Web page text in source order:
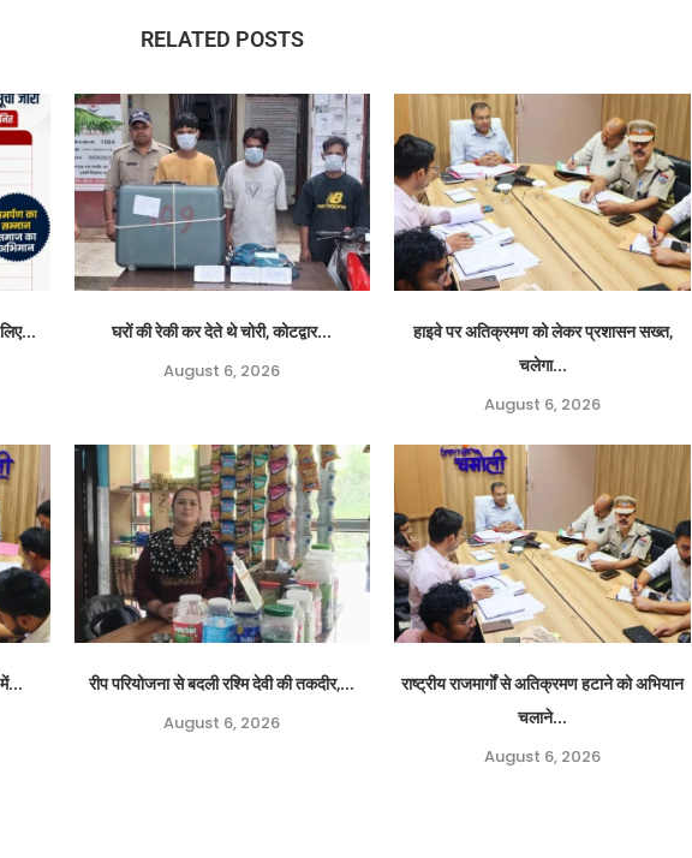
RELATED POSTS
घरों की रेकी कर देते थे चोरी, कोटद्वार...
August 6, 2026
हाइवे पर अतिक्रमण को लेकर प्रशासन सख्त,
चलेगा...
August 6, 2026
रीप परियोजना से बदली रश्मि देवी की तकदीर,...
August 6, 2026
राष्ट्रीय राजमार्गों से अतिक्रमण हटाने को अभियान
चलाने...
August 6, 2026